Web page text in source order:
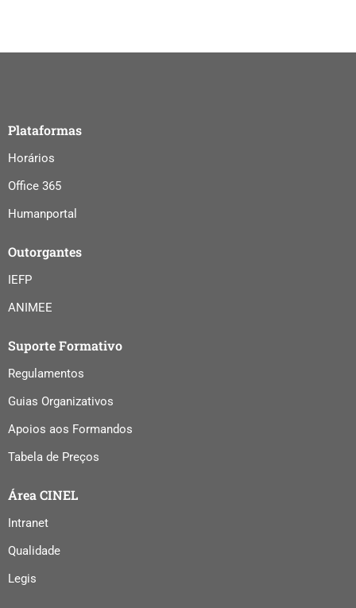
Plataformas
Horários
Office 365
Humanportal
Outorgantes
IEFP
ANIMEE
Suporte Formativo
Regulamentos
Guias Organizativos
Apoios aos Formandos
Tabela de Preços
Área CINEL
Intranet
Qualidade
Legis